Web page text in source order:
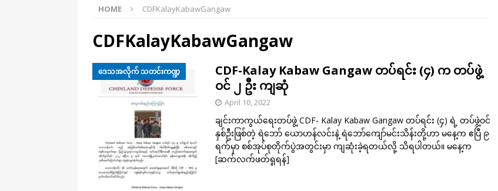
HOME CDFKalayKabawGangaw
CDFKalayKabawGangaw
ဒေသအလိုက် သတင်းကဏ္ဍ
CDF-Kalay Kabaw Gangaw တပ်ရင်း (၄) က တပ်ဖွဲ့
ဝင် ၂ ဦး ကျဆုံ
April 10, 2022
ချင်းကာကွယ်ရေးတပ်ဖွဲ့ CDF- Kalay Kabaw Gangaw တပ်ရင်း (၄) ရဲ့ တပ်ဖွဲ့ဝင်
နှစ်ဦးဖြစ်တဲ့ ရဲဘော် ယောဟန်လင်းနဲ့ ရဲဘော်ကျော်မင်းသိန်းတို့ဟာ မနေ့က ဧပြီ ၉
ရက်မှာ စစ်အုပ်စုတိုက်ပွဲအတွင်းမှာ ကျဆုံးခဲ့ရတယ်လို့ သိရပါတယ်။ မနေ့က
[ဆက်လက်ဖတ်ရှုရန်]